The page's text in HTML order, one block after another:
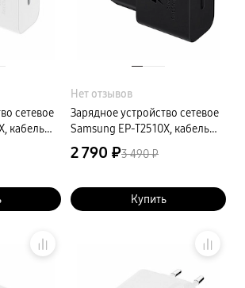
сетевое
кабель
Нет отзывов
Зарядное устройство сетевое
Samsung EP-T2510X, кабель
USB Type-C, 25Вт, черный
2 790 ₽3 490 ₽
Купить